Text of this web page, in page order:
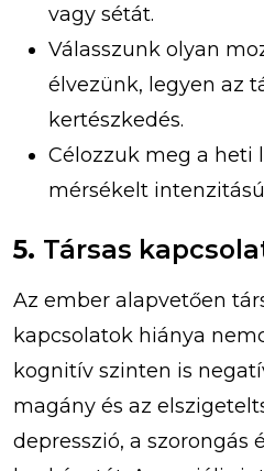
vagy sétát.
Válasszunk olyan
élvezünk, legyen az
kertészkedés.
Célozzuk meg a heti
mérsékelt
5. Társas
Az ember alapvetően
kapcsolatok hiánya
kognitív szinten is
magány és az
depresszió, a szorongás